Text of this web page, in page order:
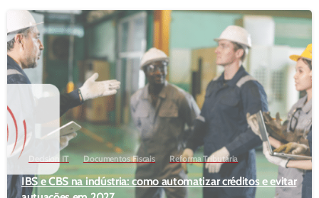
Decision IT Documentos Fiscais Reforma Tributária
IBS e CBS na indústria: como automatizar créditos e evitar